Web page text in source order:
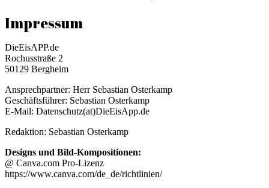
Impressum
DieEisAPP.de
Rochusstraße 2
50129 Bergheim
Ansprechpartner: Herr Sebastian Osterkamp
Geschäftsführer: Sebastian Osterkamp
E-Mail: Datenschutz(at)DieEisApp.de
Redaktion: Sebastian Osterkamp
Designs und Bild-Kompositionen:
@ Canva.com Pro-Lizenz
https://www.canva.com/de_de/richtlinien/